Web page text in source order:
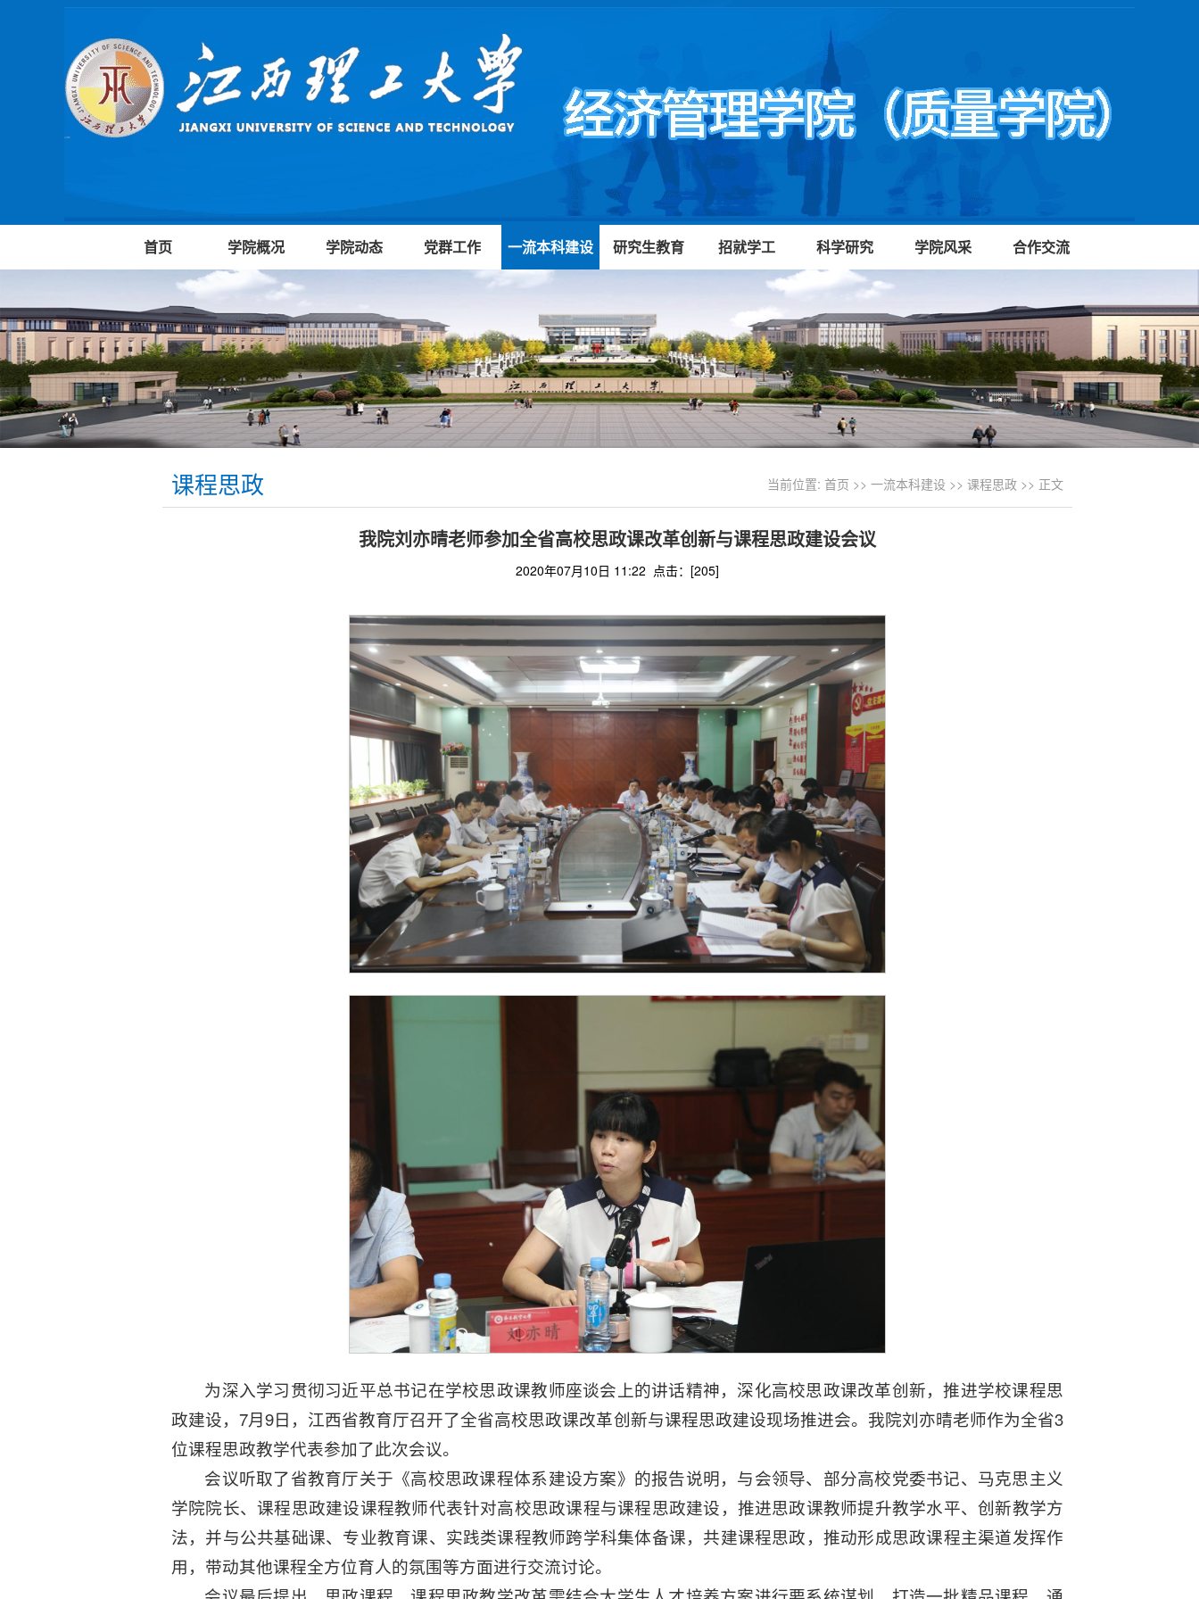
首页 学院概况 学院动态 党群工作 一流本科建设 研究生教育 招就学工 科学研究 学院风采 合作交流
课程思政 当前位置: 首页 >> 一流本科建设 >> 课程思政 >> 正文
我院刘亦晴老师参加全省高校思政课改革创新与课程思政建设会议
2020年07月10日 11:22 点击：[205]
为深入学习贯彻习近平总书记在学校思政课教师座谈会上的讲话精神，深化高校思政课改革创新，推进学校课程思
政建设，7月9日，江西省教育厅召开了全省高校思政课改革创新与课程思政建设现场推进会。我院刘亦晴老师作为全省3
位课程思政教学代表参加了此次会议。
会议听取了省教育厅关于《高校思政课程体系建设方案》的报告说明，与会领导、部分高校党委书记、马克思主义
学院院长、课程思政建设课程教师代表针对高校思政课程与课程思政建设，推进思政课教师提升教学水平、创新教学方
法，并与公共基础课、专业教育课、实践类课程教师跨学科集体备课，共建课程思政，推动形成思政课程主渠道发挥作
用，带动其他课程全方位育人的氛围等方面进行交流讨论。